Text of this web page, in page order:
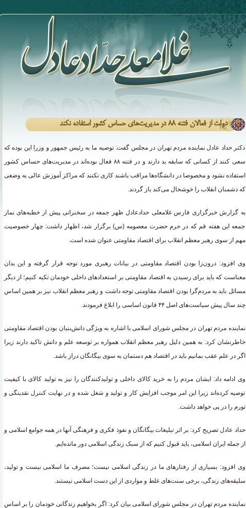
دولت از فعالان فتنه ۸۸ در مدیریت‌های حساس کشور استفاده نکند
دکتر حداد عادل نماینده مردم تهران در مجلس گفت: توصیه ما به رئیس جمهور و وزرا این بوده که
سعی کنند از کسانی که سابقه بد دارند و در فتنه ۸۸ فعال بوده‌اند در مدیریت‌های حساس کشور
استفاده نشود و مخصوصا در دانشگاه‌ها مراقب باشند کاری نکنند که مراکز آموزش عالی به وضعی
که دشمنان انقلاب را خوشحال می‌کند باز گردند.
به گزارش خبرگزاری فارس غلامعلی حدادعادل ظهر جمعه در سخنرانی پیش از خطبه‌های نماز
جمعه این هفته قم که در حرم حضرت معصومه (س) برگزار شد، اظهار داشت: چهار خصوصیت
مهم از سوی رهبر معظم انقلاب برای اقتصاد مقاومتی عنوان شده است.
وی افزود: درون‌زا بودن اقتصاد مقاومتی در بیانات رهبری مورد توجه قرار گرفته و این بدان
معناست که باید برای رسیدن به اقتصاد مقاومتی بر استعدادهای داخلی خودمان تکیه کنیم؛ از دیگر
مسائل باید به مردم‌گرا بودن اقتصاد مقاومتی توجه داشت و رهبر معظم انقلاب نیز بر همین اساس
چند سال پیش سیاست‌های اصل ۴۴ قانون اساسی را ابلاغ فرمودند.
نماینده مردم تهران در مجلس شورای اسلامی با اشاره به ویژگی دانش‌بنیان بودن اقتصاد مقاومتی
خاطرنشان کرد: به همین دلیل رهبر معظم انقلاب همواره بر توسعه علم و دانش تاکید دارند زیرا
اگر در علم عقب بمانیم باید در اقتصاد هم دستمان به سوی بیگانگان دراز باشد.
وی ادامه داد: ایشان مردم را به خرید کالای داخلی و تولیدکنندگان را نیز به تولید کالای با کیفیت
توصیه کرده‌اند زیرا این امر موجب افزایش کار و تولید و شغل شده و در نهایت کنترل نقدینگی و
تورم را در پی خواهد داشت.
حداد عادل تصریح کرد: بر اثر تبلیغات بیگانگان و نفوذ فکری و فرهنگی آنها در همه جوامع اسلامی و
از جمله ایران اسلامی، باید قبول کنیم که از سبک زندگی اسلامی دور مانده‌ایم.
وی افزود: بسیاری از رفتارهای ما در زندگی اسلامی نیست؛ مصرف ما اسلامی نیست و تولید،
سلیقه‌های زندگی، برخی سنت‌های غلط و مواردی از این دست اسلامی نیستند.
نماینده مردم تهران در مجلس شورای اسلامی بیان کرد: اگر بخواهیم زندگانی خودمان را بر اساس